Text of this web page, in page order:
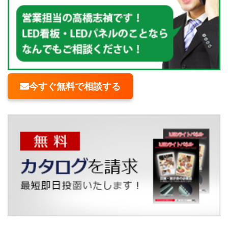
今すぐ無料で相談する